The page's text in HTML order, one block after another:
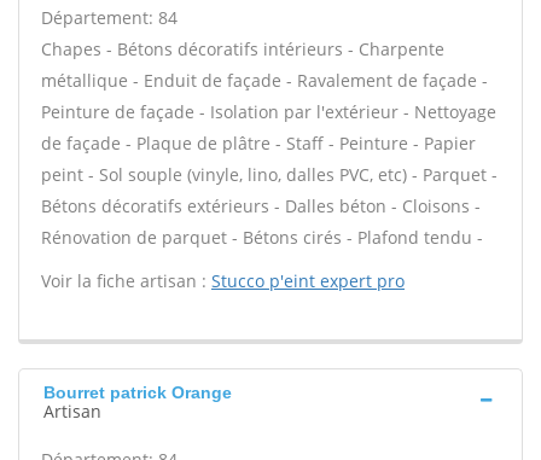
Département: 84
Chapes - Bétons décoratifs intérieurs - Charpente
métallique - Enduit de façade - Ravalement de façade -
Peinture de façade - Isolation par l'extérieur - Nettoyage
de façade - Plaque de plâtre - Staff - Peinture - Papier
peint - Sol souple (vinyle, lino, dalles PVC, etc) - Parquet -
Bétons décoratifs extérieurs - Dalles béton - Cloisons -
Rénovation de parquet - Bétons cirés - Plafond tendu -
Voir la fiche artisan : Stucco p'eint expert pro
Bourret patrick Orange
Artisan